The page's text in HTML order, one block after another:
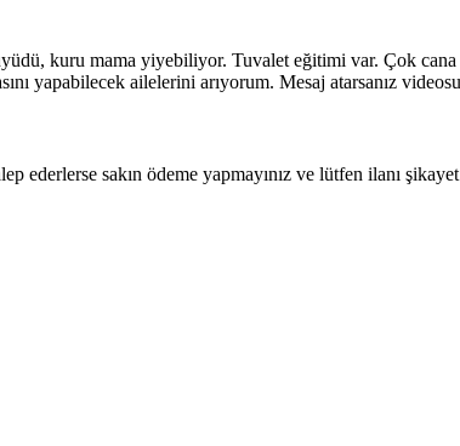
kuru mama yiyebiliyor. Tuvalet eğitimi var. Çok
yapabilecek ailelerini arıyorum. Mesaj atarsanız
ederlerse sakın ödeme yapmayınız ve lütfen ilanı